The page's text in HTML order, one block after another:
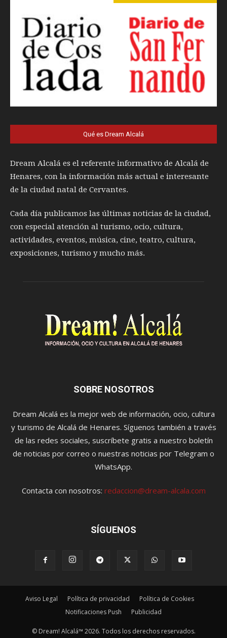
Qué es Dream Alcalá
Dream Alcalá es el referente informativo de Alcalá de
Henares, con la información más actual e interesante
de la ciudad natal de Cervantes.
Cada día publicamos las últimas noticias de la ciudad,
con especial atención al turismo, ocio, cultura,
actividades, eventos, música, cine, teatro, cultura,
exposiciones, turismo y mucho más.
SOBRE NOSOTROS
Dream Alcalá es la mejor web de información, ocio, cultura
y turismo de Alcalá de Henares. Síguenos también a través
de las redes sociales, suscríbete gratis a nuestro boletín
de noticias por correo o nuestras noticias por Telegram o
WhatsApp.
Contacta con nosotros: redaccion@dream-alcala.com
SÍGUENOS
Aviso Legal Política de privacidad
Política de Cookies
Notificaciones Push
Publicidad
© Dream! Alcalá™ 2026. Todos los derechos reservados.